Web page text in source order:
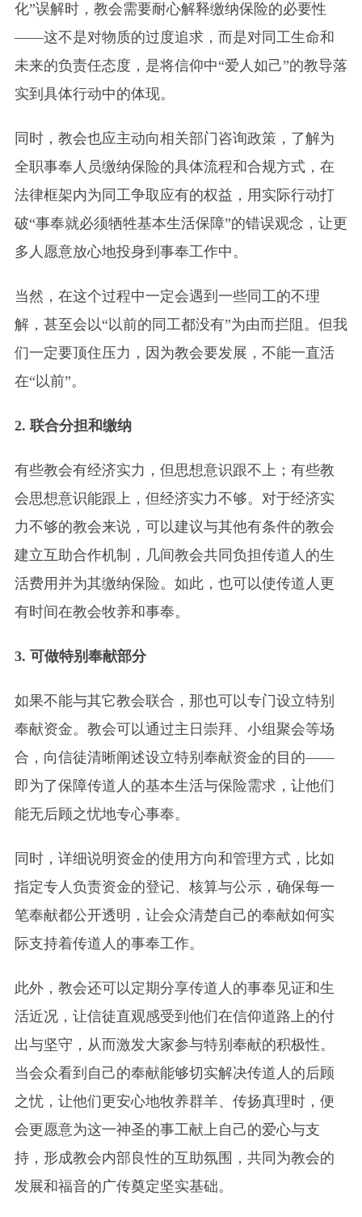
化”误解时，教会需要耐心解释缴纳保险的必要性
——这不是对物质的过度追求，而是对同工生命和
未来的负责任态度，是将信仰中“爱人如己”的教导落
实到具体行动中的体现。
同时，教会也应主动向相关部门咨询政策，了解为
全职事奉人员缴纳保险的具体流程和合规方式，在
法律框架内为同工争取应有的权益，用实际行动打
破“事奉就必须牺牲基本生活保障”的错误观念，让更
多人愿意放心地投身到事奉工作中。
当然，在这个过程中一定会遇到一些同工的不理
解，甚至会以“以前的同工都没有”为由而拦阻。但我
们一定要顶住压力，因为教会要发展，不能一直活
在“以前”。
2. 联合分担和缴纳
有些教会有经济实力，但思想意识跟不上；有些教
会思想意识能跟上，但经济实力不够。对于经济实
力不够的教会来说，可以建议与其他有条件的教会
建立互助合作机制，几间教会共同负担传道人的生
活费用并为其缴纳保险。如此，也可以使传道人更
有时间在教会牧养和事奉。
3. 可做特别奉献部分
如果不能与其它教会联合，那也可以专门设立特别
奉献资金。教会可以通过主日崇拜、小组聚会等场
合，向信徒清晰阐述设立特别奉献资金的目的——
即为了保障传道人的基本生活与保险需求，让他们
能无后顾之忧地专心事奉。
同时，详细说明资金的使用方向和管理方式，比如
指定专人负责资金的登记、核算与公示，确保每一
笔奉献都公开透明，让会众清楚自己的奉献如何实
际支持着传道人的事奉工作。
此外，教会还可以定期分享传道人的事奉见证和生
活近况，让信徒直观感受到他们在信仰道路上的付
出与坚守，从而激发大家参与特别奉献的积极性。
当会众看到自己的奉献能够切实解决传道人的后顾
之忧，让他们更安心地牧养群羊、传扬真理时，便
会更愿意为这一神圣的事工献上自己的爱心与支
持，形成教会内部良性的互助氛围，共同为教会的
发展和福音的广传奠定坚实基础。